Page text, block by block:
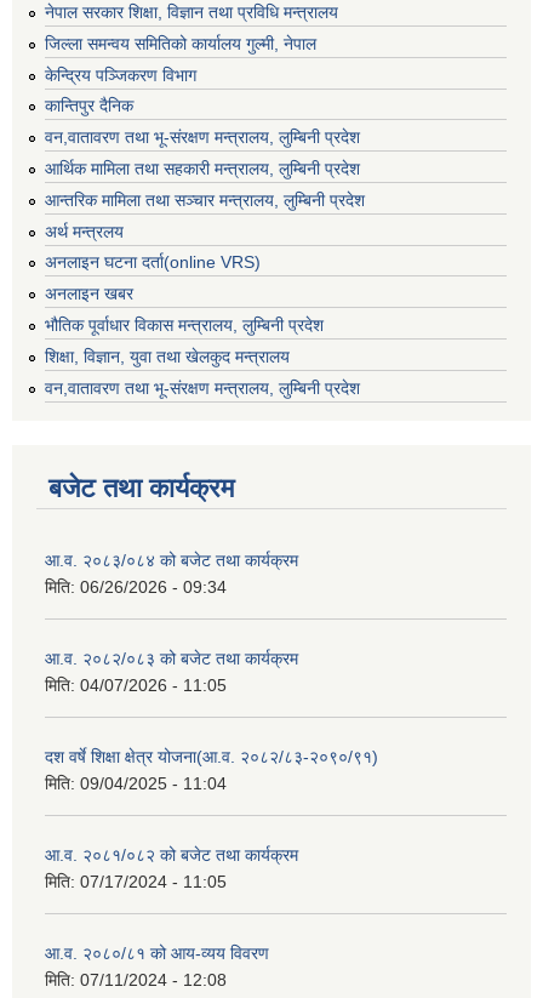
नेपाल सरकार शिक्षा, विज्ञान तथा प्रविधि मन्त्रालय
जिल्ला समन्वय समितिको कार्यालय गुल्मी, नेपाल
केन्द्रिय पञ्जिकरण विभाग
कान्तिपुर दैनिक
वन,वातावरण तथा भू-संरक्षण मन्त्रालय, लुम्बिनी प्रदेश
आर्थिक मामिला तथा सहकारी मन्त्रालय, लुम्बिनी प्रदेश
आन्तरिक मामिला तथा सञ्चार मन्त्रालय, लुम्बिनी प्रदेश
अर्थ मन्त्रलय
अनलाइन घटना दर्ता(online VRS)
अनलाइन खबर
भौतिक पूर्वाधार विकास मन्त्रालय, लुम्बिनी प्रदेश
शिक्षा, विज्ञान, युवा तथा खेलकुद मन्‍‍त्रालय
वन,वातावरण तथा भू-संरक्षण मन्त्रालय, लुम्बिनी प्रदेश
बजेट तथा कार्यक्रम
आ.व. २०८३/०८४ को बजेट तथा कार्यक्रम
मिति: 06/26/2026 - 09:34
आ.व. २०८२/०८३ को बजेट तथा कार्यक्रम
मिति: 04/07/2026 - 11:05
दश वर्षे शिक्षा क्षेत्र योजना(आ.व. २०८२/८३-२०९०/९१)
मिति: 09/04/2025 - 11:04
आ.व. २०८१/०८२ को बजेट तथा कार्यक्रम
मिति: 07/17/2024 - 11:05
आ.व. २०८०/८१ को आय-व्यय विवरण
मिति: 07/11/2024 - 12:08